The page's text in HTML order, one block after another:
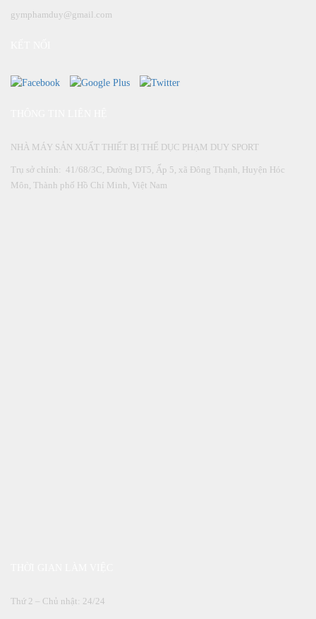
gymphamduy@gmail.com
NHÀ MÁY SẢN XUẤT THIẾT BỊ THỂ DỤC PHẠM DUY SPORT
Trụ sở chính: 41/68/3C, Đường DT5, Ấp 5, xã Đông Thạnh, Huyện Hóc
Môn, Thành phố Hồ Chí Minh, Việt Nam
Thứ 2 – Chủ nhật: 24/24